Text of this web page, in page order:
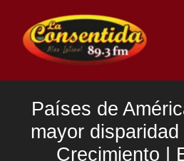
contenido
Países de
mayor disparidad
Crecimiento |